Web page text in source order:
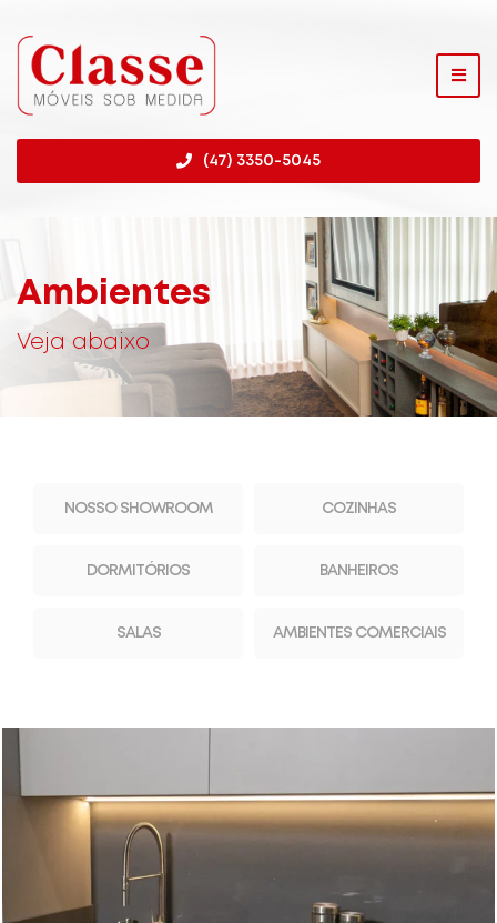
(47) 3350-5045
Ambientes
Veja abaixo
NOSSO SHOWROOM COZINHAS
DORMITÓRIOS BANHEIROS
SALAS AMBIENTES COMERCIAIS